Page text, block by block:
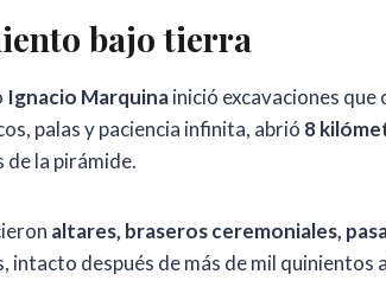
bajo tierra
Ignacio Marquinainició excavaciones que
palas y paciencia infinita, abrió 8
la pirámide.
altares, braseros ceremoniales,
intacto después de más de mil quinientos